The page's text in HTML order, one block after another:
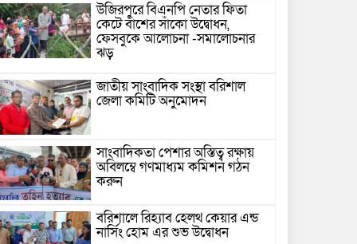
উজিরপুরে বিএনপি নেতার ফিতা
কেটে বাঁশের সাঁকো উদ্বোধন,
ফেসবুকে আলোচনা -সমালোচনার
ঝড়
জাতীয় সাংবাদিক সংস্থা বরিশাল
জেলা কমিটি অনুমোদন
সাংবাদিকতা পেশার অস্তিত্ব রক্ষায়
অবিলম্বে গণমাধ্যম কমিশন গঠন
করুন
বরিশালে রিহ্যাব হেলথ কেয়ার এন্ড
নার্সিং হোম এর শুভ উদ্বোধন